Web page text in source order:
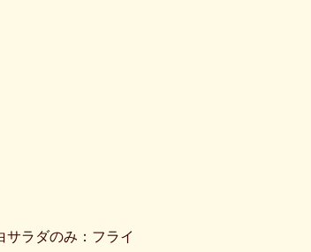
サラダのみ：フライ